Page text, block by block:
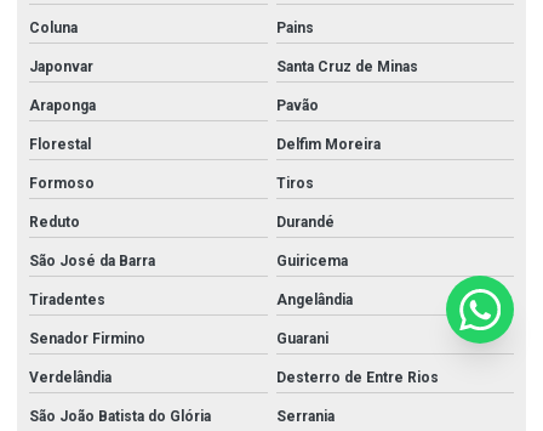
Coluna Pains
Japonvar Santa Cruz de Minas
Araponga Pavão
Florestal Delfim Moreira
Formoso Tiros
Reduto Durandé
São José da Barra Guiricema
Tiradentes Angelândia
Senador Firmino Guarani
Verdelândia Desterro de Entre Rios
São João Batista do Glória Serrania